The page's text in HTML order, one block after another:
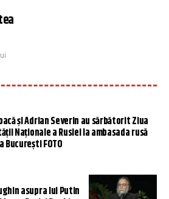
și Adrian Severin au sărbătorit Ziua
Naționale a Rusiei la ambasada rusă
București FOTO
asupra lui Putin